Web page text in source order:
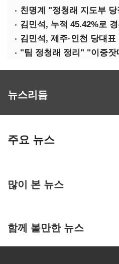
김민석, 제주·인천 당대
뉴스리듬
주요 뉴스
많이 본 뉴스
함께 볼만한 뉴스